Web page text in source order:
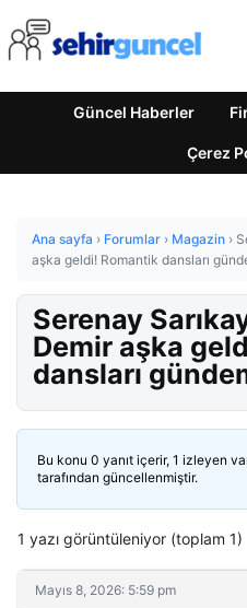
Güncel Haberler
Çerez
Ana sayfa › Forumlar › Magazin ›
aşka geldi! Romantik dansları
Serenay
Demir aşka
dansları
Bu konu 0 yanıt içerir, 1 izleyen
tarafından güncellenmiştir.
1 yazı görüntüleniyor (toplam 1)
Mayıs 8, 2026: 5:59 pm